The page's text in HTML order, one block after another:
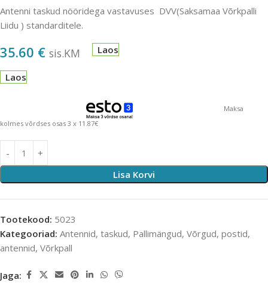
Antenni taskud nööridega vastavuses DVV(Saksamaa Võrkpalli
Liidu ) standarditele.
35.60 € sis.KM Laos
Laos
Maksa
kolmes võrdses osas 3 x 11.87€
Lisa Korvi
Tootekood: 5023
Kategooriad: Antennid, taskud, Pallimängud, Võrgud, postid,
antennid, Võrkpall
Jaga: